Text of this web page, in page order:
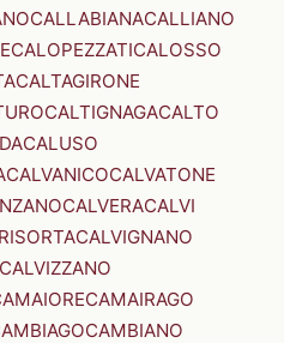
CALLABIANACALLIANO
CALOPEZZATICALOSSO
CALTAGIRONE
CALTIGNAGACALTO
CALUSO
CALVANICOCALVATONE
CALVERACALVI
CALVIGNANO
CALVIZZANO
CAMAIRAGO
CAMBIANO